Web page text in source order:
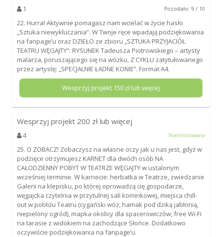
1 Pozostało: 9 / 10
22. Hurra! Aktywnie pomagasz nam wcielać w życie hasło
„Sztuka niewykluczania”. W Twoje ręce wpadają podziękowania
na fanpage’u oraz DZIEŁO ze zbioru „SZTUKA PRZYJACIÓŁ
TEATRU WĘGAJTY”: RYSUNEK Tadeusza Piotrowskiego – artysty
malarza, poruszającego się na wózku, Z CYKLU zatytułowanego
przez artystę: „SPECJALNIE ŁADNE KONIE”. Format A4.
Wesprzyj projekt 150zł lub więcej
Wesprzyj projekt 200 zł lub więcej
4 Nielimitowana
25. O ZOBACZ! Zobaczysz na własne oczy jak u nas jest, gdyż w
podzięce otrzymujesz KARNET dla dwóch osób NA
CAŁODZIENNY POBYT W TEATRZE WĘGAJTY w ustalonym
wcześniej terminie. W karnecie: herbatka w Teatrze, zwiedzanie
Galerii na klepisku, po której oprowadzą cię gospodarze,
węgajcka czytelnia w przytulnej sali kominkowej, miejsca chill-
out w pobliżu Teatru (cygański wóz, hamak pod dziką jabłonią,
niepielony ogród), mapka okolicy dla spacerowiczów, free Wi-Fi
na tarasie z widokiem na zachodzące Słońce. Dodatkowo
oczywiście podziękowania na fanpage’u.